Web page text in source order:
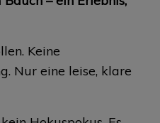
Keine
Nur eine leise, klare